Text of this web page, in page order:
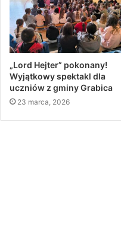
„Lord Hejter” pokonany!
Wyjątkowy spektakl dla
uczniów z gminy Grabica
23 marca, 2026